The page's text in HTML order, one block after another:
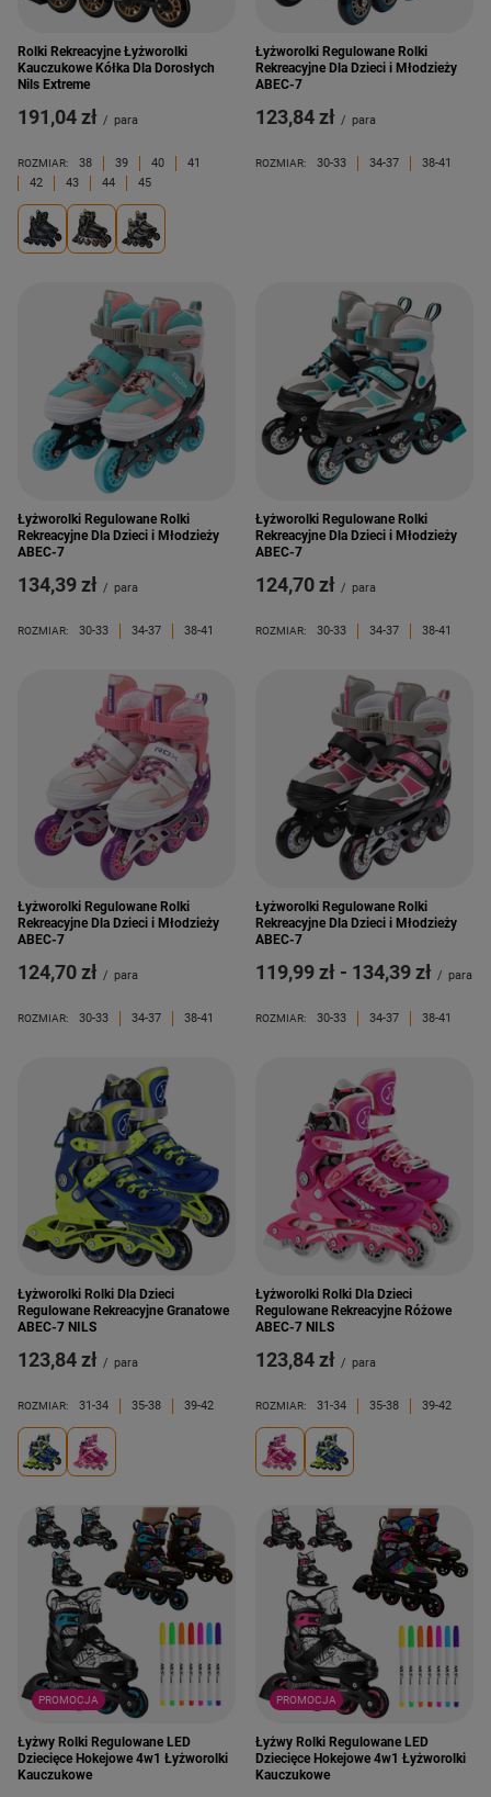
Rolki Rekreacyjne Łyżworolki
Kauczukowe Kółka Dla Dorosłych
Nils Extreme
191,04 zł / para
ROZMIAR: 38 39 40
41
42
43 44 45
Łyżworolki Regulowane Rolki
Rekreacyjne Dla Dzieci i Młodzieży
ABEC-7
123,84 zł / para
ROZMIAR: 30-33 34-37 38-41
Łyżworolki Regulowane Rolki
Rekreacyjne Dla Dzieci i Młodzieży
ABEC-7
134,39 zł / para
ROZMIAR: 30-33 34-37 38-41
Łyżworolki Regulowane Rolki
Rekreacyjne Dla Dzieci i Młodzieży
ABEC-7
124,70 zł / para
ROZMIAR: 30-33 34-37 38-41
Łyżworolki Regulowane Rolki
Rekreacyjne Dla Dzieci i Młodzieży
ABEC-7
124,70 zł / para
ROZMIAR: 30-33 34-37 38-41
Łyżworolki Regulowane Rolki
Rekreacyjne Dla Dzieci i Młodzieży
ABEC-7
od
119,99 zł - do
134,39 zł / para
ROZMIAR: 30-33 34-37 38-41
Łyżworolki Rolki Dla Dzieci
Regulowane Rekreacyjne Granatowe
ABEC-7 NILS
123,84 zł / para
ROZMIAR: 31-34 35-38 39-42
Łyżworolki Rolki Dla Dzieci
Regulowane Rekreacyjne Różowe
ABEC-7 NILS
123,84 zł / para
ROZMIAR: 31-34 35-38 39-42
PROMOCJA
Łyżwy Rolki Regulowane LED
Dziecięce Hokejowe 4w1 Łyżworolki
Kauczukowe
PROMOCJA
Łyżwy Rolki Regulowane LED
Dziecięce Hokejowe 4w1 Łyżworolki
Kauczukowe